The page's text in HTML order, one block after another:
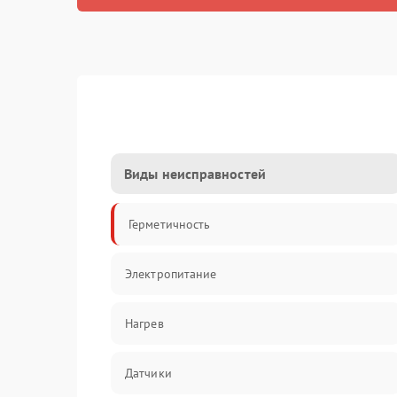
Виды неисправностей
Герметичность
Электропитание
Нагрев
Датчики